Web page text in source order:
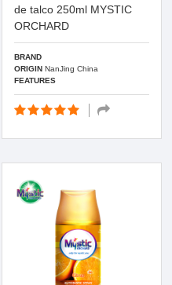
de talco 250ml MYSTIC
ORCHARD
BRAND
ORIGINNanJing China
FEATURES